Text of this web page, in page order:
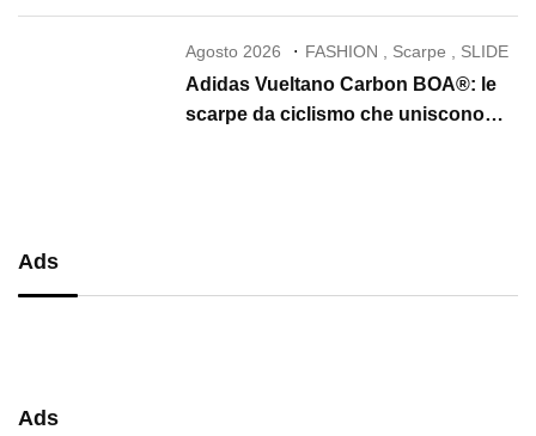
Agosto 2026 FASHION Scarpe SLIDE
Adidas Vueltano Carbon BOA®: le
scarpe da ciclismo che uniscono
Ads
Ads